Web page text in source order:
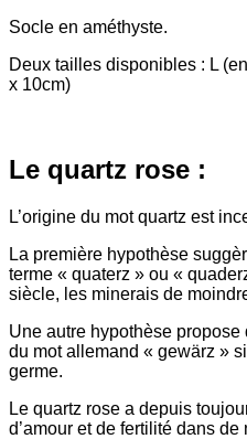
Socle en améthyste.
Deux tailles disponibles : L
x 10cm)
Le quartz rose :
L’origine du mot quartz est
La première hypothèse
terme « quaterz » ou «
siècle, les minerais de
Une autre hypothèse propose
du mot allemand « gewärz »
germe.
Le quartz rose a depuis
d’amour et de fertilité dans